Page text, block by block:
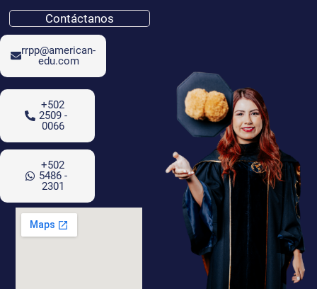
Contáctanos
rrpp@american-
edu.com
+502
2509 -
0066
+502
5486 -
2301